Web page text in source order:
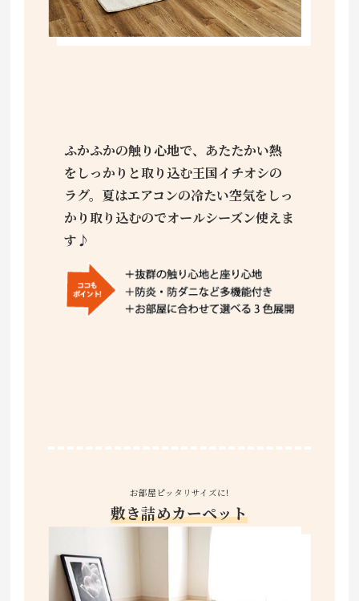
ふかふかの触り心地で、あたたかい熱
をしっかりと取り込む王国イチオシの
ラグ。夏はエアコンの冷たい空気をしっ
かり取り込むのでオールシーズン使えま
す♪
お部屋ピッタリサイズに!
敷き詰めカーペット